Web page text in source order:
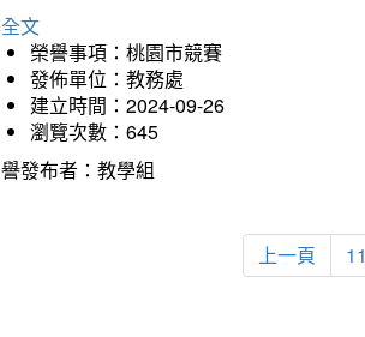
文
榮譽事項：桃園市競賽
發佈單位：教務處
建立時間：2024-09-26
瀏覽次數：645
發布者：教學組
上一頁 11